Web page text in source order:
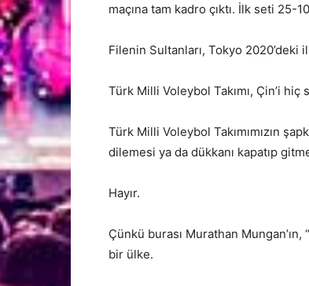
maçına tam kadro çıktı. İlk seti 25-
Filenin Sultanları, Tokyo 2020’deki
Türk Milli Voleybol Takımı, Çin’i
Türk Milli Voleybol Takımımızın
dilemesi ya da dükkanı kapatıp
Hayır.
Çünkü burası Murathan
bir ülke.